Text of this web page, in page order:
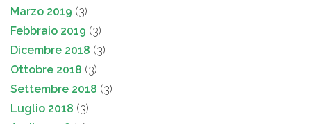
Marzo 2019 (3)
Febbraio 2019 (3)
Dicembre 2018 (3)
Ottobre 2018 (3)
Settembre 2018 (3)
Luglio 2018 (3)